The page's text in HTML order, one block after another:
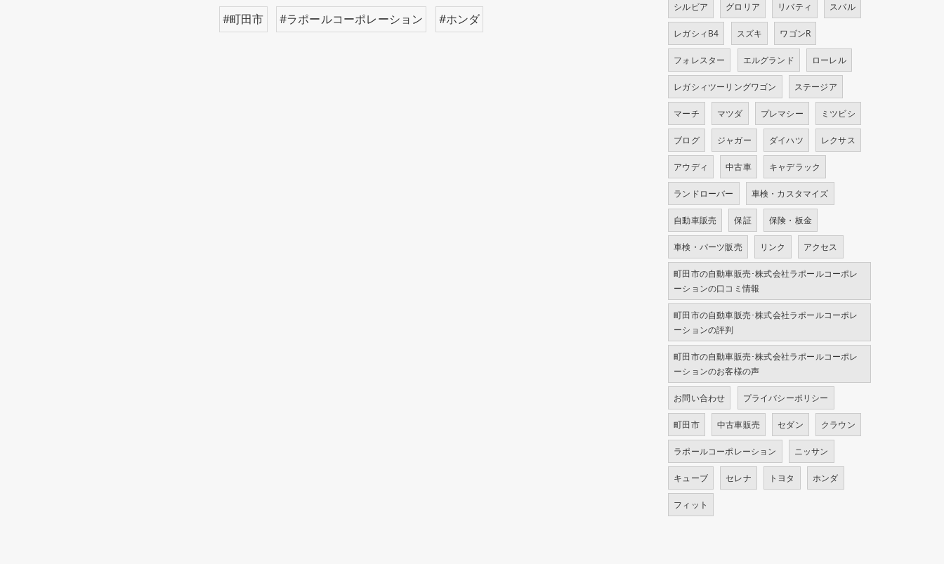
#町田市 #ラポールコーポレーション #ホンダ
シルビア グロリア リバティ スバル
レガシィB4 スズキ ワゴンR
フォレスター エルグランド ローレル
レガシィツーリングワゴン ステージア
マーチ マツダ プレマシー ミツビシ
ブログ ジャガー ダイハツ レクサス
アウディ 中古車 キャデラック
ランドローバー 車検・カスタマイズ
自動車販売 保証 保険・板金
車検・パーツ販売 リンク アクセス
町田市の自動車販売･株式会社ラポールコーポレ
ーションの口コミ情報
町田市の自動車販売･株式会社ラポールコーポレ
ーションの評判
町田市の自動車販売･株式会社ラポールコーポレ
ーションのお客様の声
お問い合わせ プライバシーポリシー
町田市 中古車販売 セダン クラウン
ラポールコーポレーション ニッサン
キューブ セレナ トヨタ ホンダ
フィット